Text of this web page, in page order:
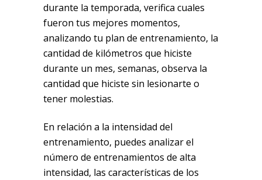
durante la temporada, verifica cuales
fueron tus mejores momentos,
analizando tu plan de entrenamiento, la
cantidad de kilómetros que hiciste
durante un mes, semanas, observa la
cantidad que hiciste sin lesionarte o
tener molestias.
En relación a la intensidad del
entrenamiento, puedes analizar el
número de entrenamientos de alta
intensidad, las características de los